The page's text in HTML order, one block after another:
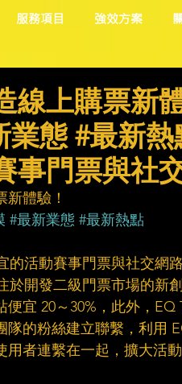
服務項目 強效方案
線上購票新
業態 #最新
事門票與社
體驗！
#最新業態 #最新熱點
的活動賽事門票與社交網
於開發二級門票市場的新
便宜 20～30%，此外，
隊的粉絲建立聯繫，利用
者連繫在一起，擴大活